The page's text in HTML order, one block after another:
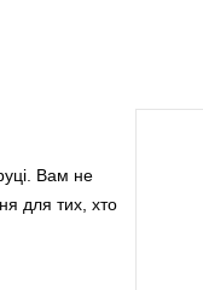
Вам не
для тих, хто